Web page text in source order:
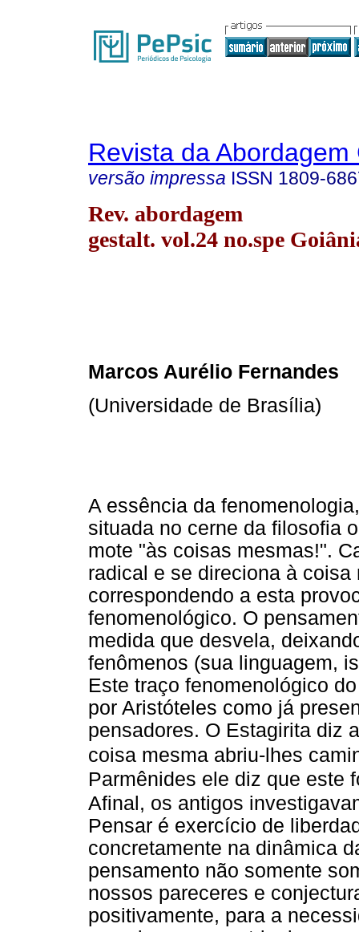
Revista da Abordagem
versão impressa ISSN 1809-
Rev. abordagem
gestalt. vol.24 no.spe
Marcos Aurélio Fernandes
(Universidade de Brasília)
A essência da
situada no cerne da filosofia
mote "às coisas mesmas!".
radical e se direciona à
correspondendo a esta
fenomenológico. O
medida que desvela,
fenômenos (sua linguagem,
Este traço fenomenológico
por Aristóteles como já
pensadores. O Estagirita diz
coisa mesma abriu-lhes
Parmênides ele diz que este
Afinal, os antigos
Pensar é exercício de
concretamente na dinâmica
pensamento não somente
nossos pareceres e
positivamente, para a